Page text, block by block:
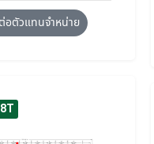
อตัวแทนจำหน่าย